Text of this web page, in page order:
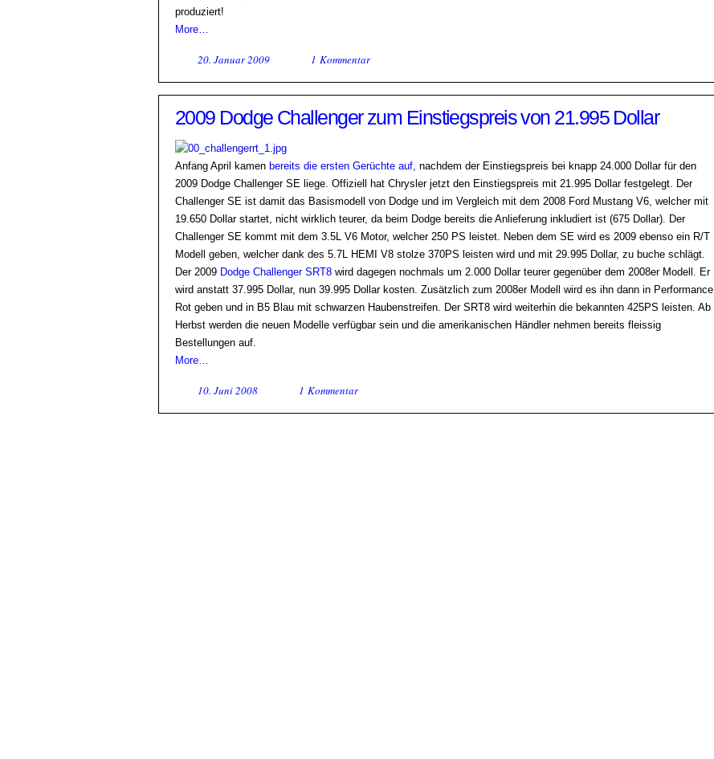
produziert!
More…
20. Januar 2009 1 Kommentar
2009 Dodge Challenger zum Einstiegspreis von 21.995 Dollar
Anfang April kamen bereits die ersten Gerüchte auf, nachdem der Einstiegspreis bei knapp 24.000 Dollar für den
2009 Dodge Challenger SE liege. Offiziell hat Chrysler jetzt den Einstiegspreis mit 21.995 Dollar festgelegt. Der
Challenger SE ist damit das Basismodell von Dodge und im Vergleich mit dem 2008 Ford Mustang V6, welcher mit
19.650 Dollar startet, nicht wirklich teurer, da beim Dodge bereits die Anlieferung inkludiert ist (675 Dollar). Der
Challenger SE kommt mit dem 3.5L V6 Motor, welcher 250 PS leistet. Neben dem SE wird es 2009 ebenso ein R/T
Modell geben, welcher dank des 5.7L HEMI V8 stolze 370PS leisten wird und mit 29.995 Dollar, zu buche schlägt.
Der 2009 Dodge Challenger SRT8 wird dagegen nochmals um 2.000 Dollar teurer gegenüber dem 2008er Modell. Er
wird anstatt 37.995 Dollar, nun 39.995 Dollar kosten. Zusätzlich zum 2008er Modell wird es ihn dann in Performance
Rot geben und in B5 Blau mit schwarzen Haubenstreifen. Der SRT8 wird weiterhin die bekannten 425PS leisten. Ab
Herbst werden die neuen Modelle verfügbar sein und die amerikanischen Händler nehmen bereits fleissig
Bestellungen auf.
More…
10. Juni 2008 1 Kommentar